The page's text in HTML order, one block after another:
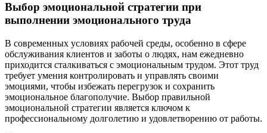
Выбор эмоциональной стратегии при
выполнении эмоционального труда
В современных условиях рабочей среды, особенно в сфере
обслуживания клиентов и заботы о людях, нам ежедневно
приходится сталкиваться с эмоциональным трудом. Этот труд
требует умения контролировать и управлять своими
эмоциями, чтобы избежать перегрузок и сохранить
эмоциональное благополучие. Выбор правильной
эмоциональной стратегии является ключом к
профессиональному долголетию и удовлетворению от работы.